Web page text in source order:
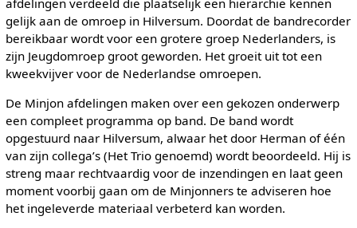
gelijk aan de omroep in Hilversum. Doordat de bandrecorder
bereikbaar wordt voor een grotere groep Nederlanders, is
zijn Jeugdomroep groot geworden. Het groeit uit tot een
kweekvijver voor de Nederlandse omroepen.
De Minjon afdelingen maken over een gekozen onderwerp
een compleet programma op band. De band wordt
opgestuurd naar Hilversum, alwaar het door Herman of één
van zijn collega’s (Het Trio genoemd) wordt beoordeeld. Hij is
streng maar rechtvaardig voor de inzendingen en laat geen
moment voorbij gaan om de Minjonners te adviseren hoe
het ingeleverde materiaal verbeterd kan worden.